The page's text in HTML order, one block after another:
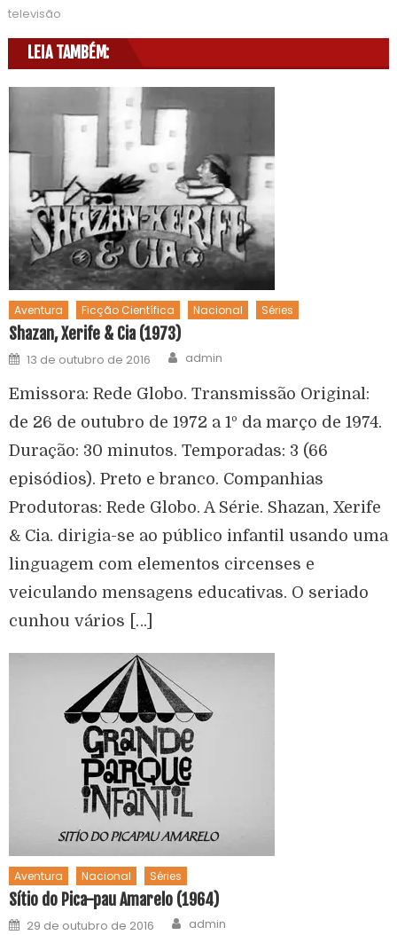
televisão
LEIA TAMBÉM:
Aventura Ficção Científica Nacional Séries
Shazan, Xerife & Cia (1973)
13 de outubro de 2016 admin
Emissora: Rede Globo. Transmissão Original:
de 26 de outubro de 1972 a 1º da março de 1974.
Duração: 30 minutos. Temporadas: 3 (66
episódios). Preto e branco. Companhias
Produtoras: Rede Globo. A Série. Shazan, Xerife
& Cia. dirigia-se ao público infantil usando uma
linguagem com elementos circenses e
veiculando mensagens educativas. O seriado
cunhou vários […]
Aventura Nacional Séries
Sítio do Pica-pau Amarelo (1964)
29 de outubro de 2016 admin